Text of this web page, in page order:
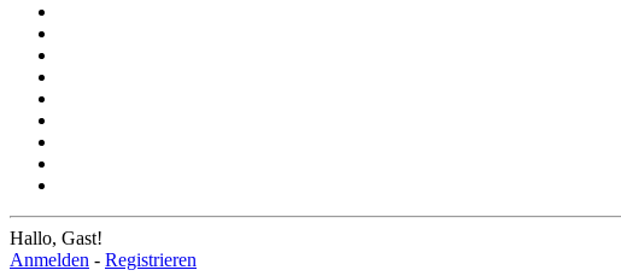
Hallo, Gast!
Anmelden - Registrieren